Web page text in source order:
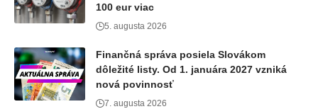
100 eur viac
5. augusta 2026
Finančná správa posiela Slovákom
dôležité listy. Od 1. januára 2027 vzniká
nová povinnosť
7. augusta 2026